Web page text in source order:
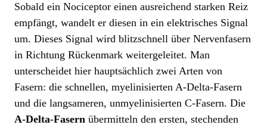
Sobald ein Nociceptor einen ausreichend starken Reiz
empfängt, wandelt er diesen in ein elektrisches Signal
um. Dieses Signal wird blitzschnell über Nervenfasern
in Richtung Rückenmark weitergeleitet. Man
unterscheidet hier hauptsächlich zwei Arten von
Fasern: die schnellen, myelinisierten A-Delta-Fasern
und die langsameren, unmyelinisierten C-Fasern. Die
A-Delta-Fasern übermitteln den ersten, stechenden